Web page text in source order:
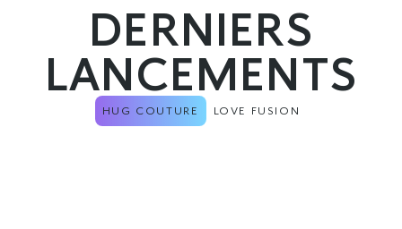
DERNIERS
LANCEMENTS
HUG COUTURE LOVE FUSION